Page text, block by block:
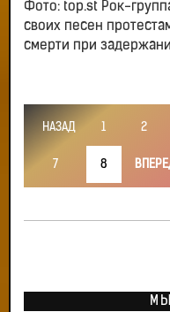
Фото: top.st Рок-
своих песен
смерти при
НАЗАД 1 2
7 8